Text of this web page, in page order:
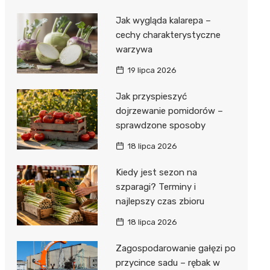
Jak wygląda kalarepa –
cechy charakterystyczne
warzywa
19 lipca 2026
Jak przyspieszyć
dojrzewanie pomidorów –
sprawdzone sposoby
18 lipca 2026
Kiedy jest sezon na
szparagi? Terminy i
najlepszy czas zbioru
18 lipca 2026
Zagospodarowanie gałęzi po
przycince sadu – rębak w